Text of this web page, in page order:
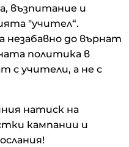
възпитание и
"учител“.
до върнат
политика в
с учители, а не с
натиск на
кампании и